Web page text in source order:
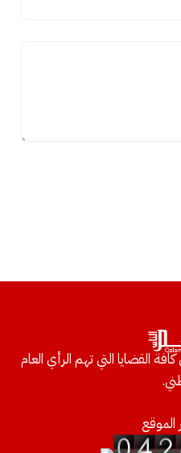
القضايا التي تهم الرأي العام
الموقع